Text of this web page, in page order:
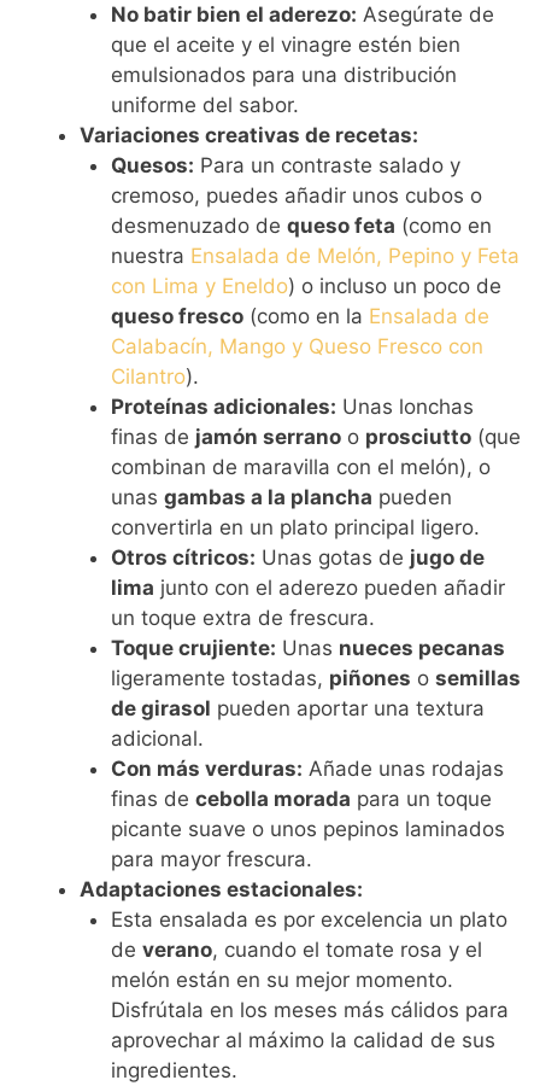
No batir bien el aderezo: Asegúrate de
que el aceite y el vinagre estén bien
emulsionados para una distribución
uniforme del sabor.
Variaciones creativas de recetas:
Quesos: Para un contraste salado y
cremoso, puedes añadir unos cubos o
desmenuzado de queso feta (como en
nuestra Ensalada de Melón, Pepino y Feta
con Lima y Eneldo) o incluso un poco de
queso fresco(como en la Ensalada de
Calabacín, Mango y Queso Fresco con
Cilantro).
Proteínas adicionales: Unas lonchas
finas de jamón serranoo prosciutto(que
combinan de maravilla con el melón), o
unas gambas a la plancha pueden
convertirla en un plato principal ligero.
Otros cítricos: Unas gotas de jugo de
lima junto con el aderezo pueden añadir
un toque extra de frescura.
Toque crujiente: Unas nueces pecanas
ligeramente tostadas, piñones o semillas
de girasol pueden aportar una textura
adicional.
Con más verduras: Añade unas rodajas
finas de cebolla morada para un toque
picante suave o unos pepinos laminados
para mayor frescura.
Adaptaciones estacionales:
Esta ensalada es por excelencia un plato
de verano, cuando el tomate rosa y el
melón están en su mejor momento.
Disfrútala en los meses más cálidos para
aprovechar al máximo la calidad de sus
ingredientes.